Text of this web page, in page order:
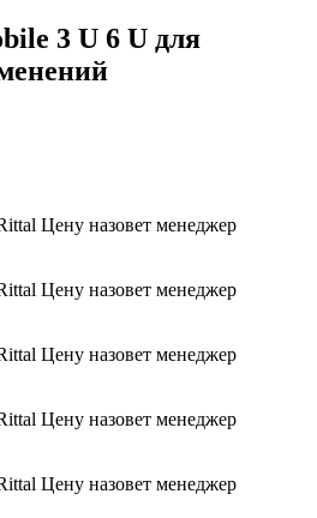
3 U 6 U для
Цену назовет менеджер
Цену назовет менеджер
Цену назовет менеджер
Цену назовет менеджер
Цену назовет менеджер